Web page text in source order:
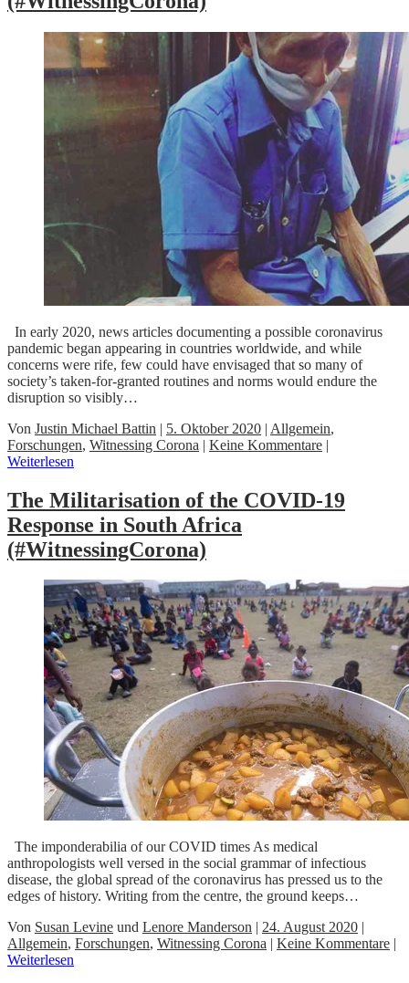
In early 2020, news articles documenting a possible coronavirus
pandemic began appearing in countries worldwide, and while
concerns were rife, few could have envisaged that so many of
society’s taken-for-granted routines and norms would endure the
disruption so visibly…
Von Justin Michael Battin | 5. Oktober 2020 | Allgemein,
Forschungen, Witnessing Corona | Keine Kommentare |
Weiterlesen
The Militarisation of the COVID-19
Response in South Africa
(#WitnessingCorona)
The imponderabilia of our COVID times As medical
anthropologists well versed in the social grammar of infectious
disease, the global spread of the coronavirus has pressed us to the
edges of history. Writing from the centre, the ground keeps…
Von Susan Levine und Lenore Manderson 24. August 2020
Allgemein, Forschungen, Witnessing Corona Keine Kommentare
Weiterlesen